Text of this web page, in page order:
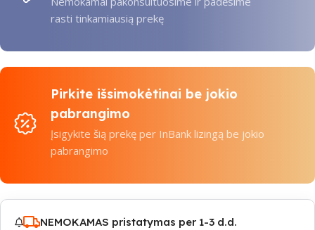
rasti tinkamiausią prekę
Pirkite išsimokėtinai be jokio
pabrangimo
Įsigykite šią prekę per InBank lizingą be jokio
pabrangimo
NEMOKAMAS pristatymas per 1-3 d.d.